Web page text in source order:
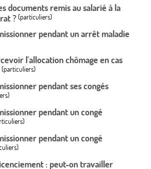
documents remis au salarié à la
?(particuliers)
pendant un arrêt maladie
l'allocation chômage en cas
(particuliers)
pendant ses congés
pendant un congé
pendant un congé
: peut-on travailler